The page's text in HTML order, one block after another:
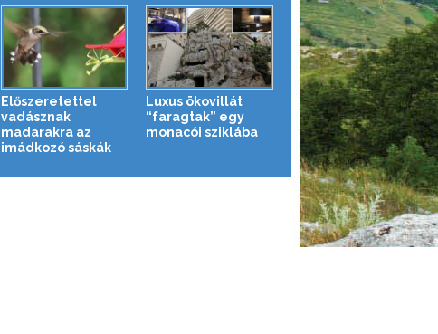
Előszeretettel
vadásznak
madarakra az
imádkozó sáskák
Luxus ökovillát
“faragtak” egy
monacói sziklába